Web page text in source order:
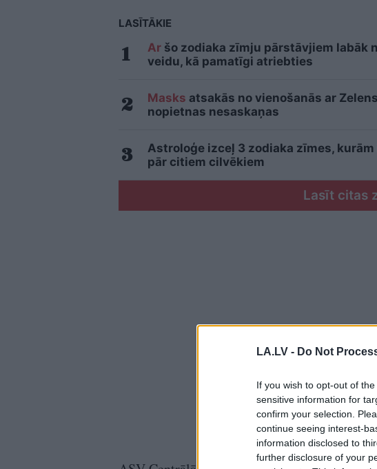
LA.LV - Do Not
If you wish to opt-out of
sensitive information for
confirm your selection.
continue seeing interest-
information disclosed to
further disclosure of your
LASĪTĀKIE
Ar šo zodiaka zīmju pārstāvjiem
veidu, kā pamatīgi atriebties
Masks atsakās no vienošanās ar
nopietnas nesaskaņas
Astroloģe izceļ 3 zodiaka zīmes,
pār citiem cilvēkiem
Lasīt citas